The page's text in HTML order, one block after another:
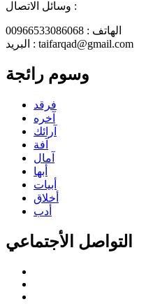
وسائل الاتصال :
الهاتف : 00966533086068
البريد : taifarqad@gmail.com
وسوم رائجة
فرقد
آخره
آرائك
آفة
آمال
أبها
أبيات
أخلاق
أدب
التواصل الأجتماعي